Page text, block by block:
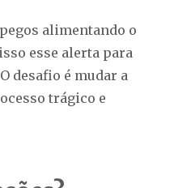
alimentando o
esse alerta para
desafio é mudar a
trágico e